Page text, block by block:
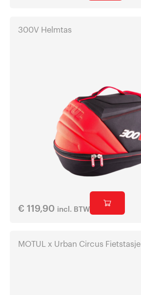
300V Helmtas
€ 119,90 incl. BTW
MOTUL x Urban Circus Fietstasje